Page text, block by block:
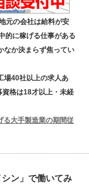
元の会社は給料が安
的に稼げる仕事がある
なか決まらず焦ってい
場40社以上の求人あ
格は18才以上・未経
大手製造業の期間従
ン」で働いてみ